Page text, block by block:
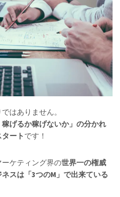
はありません。
稼げるか稼げないか」の分かれ
ート です！
ケティング界の世界一の権威
ネスは「3つのM」で出来ている